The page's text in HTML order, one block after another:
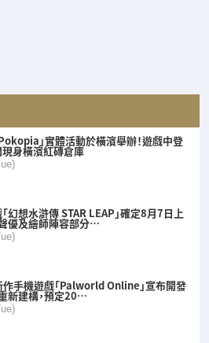
」實體活動於橫濱舉辦！遊戲中登
身橫濱紅磚倉庫
幻想水滸傳 STAR LEAP」確定8月7日上
優及繪師陣容部分…
作手機遊戲「Palworld Online」宣布開發
新建構，預定20…